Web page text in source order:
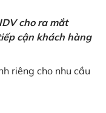
cho ra mắt
cận khách hàng
riêng cho nhu cầu